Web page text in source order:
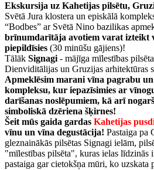
Ekskursija uz Kahetijas pilsētu,
Svētā Jura klostera un episkālā
“Bodbes” ar Svētā Nino bazilikas
brīnumdarītāja avotiem varat izteikt
piepildīsies (30 minūšu gājiens)!
Tālāk Signagi- mājīga mīlestības
Dienviditālijas un Gruzijas arhitektūras
Apmeklēsim marani vīna pagrabu
kompleksu, kur iepazīsimies ar
darīšanas noslēpumiem, kā arī
simboliskā dzēriena šķirnes!
Šeit mūs gaida gardas Kahetijas
vīnu un vīna degustācija! Pastaiga pa
gleznainākās pilsētas Signagi ielām,
"mīlestības pilsēta", kuras ielas līdzinās
pastaiga gar cietokšņa mūri, ko uzskata